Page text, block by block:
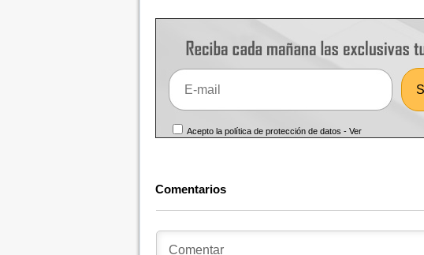
Acepto la política de protección de datos -Ver
Comentarios